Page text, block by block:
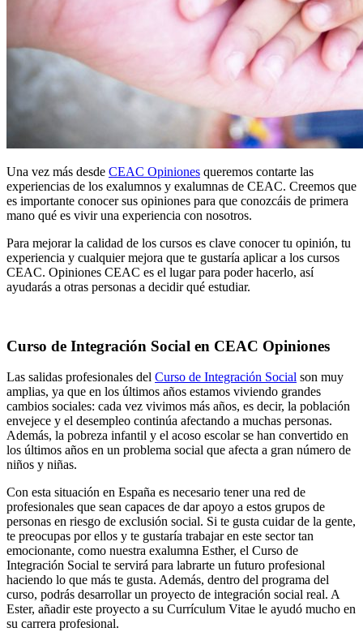
Una vez más desde CEAC Opiniones queremos contarte las
experiencias de los exalumnos y exalumnas de CEAC. Creemos que
es importante conocer sus opiniones para que conozcáis de primera
mano qué es vivir una experiencia con nosotros.
Para mejorar la calidad de los cursos es clave conocer tu opinión, tu
experiencia y cualquier mejora que te gustaría aplicar a los cursos
CEAC. Opiniones CEAC es el lugar para poder hacerlo, así
ayudarás a otras personas a decidir qué estudiar.
Curso de Integración Social en CEAC Opiniones
Las salidas profesionales del Curso de Integración Social son muy
amplias, ya que en los últimos años estamos viviendo grandes
cambios sociales: cada vez vivimos más años, es decir, la población
envejece y el desempleo continúa afectando a muchas personas.
Además, la pobreza infantil y el acoso escolar se han convertido en
los últimos años en un problema social que afecta a gran número de
niños y niñas.
Con esta situación en España es necesario tener una red de
profesionales que sean capaces de dar apoyo a estos grupos de
personas en riesgo de exclusión social. Si te gusta cuidar de la gente,
te preocupas por ellos y te gustaría trabajar en este sector tan
emocionante, como nuestra exalumna Esther, el Curso de
Integración Social te servirá para labrarte un futuro profesional
haciendo lo que más te gusta. Además, dentro del programa del
curso, podrás desarrollar un proyecto de integración social real. A
Ester, añadir este proyecto a su Currículum Vitae le ayudó mucho en
su carrera profesional.